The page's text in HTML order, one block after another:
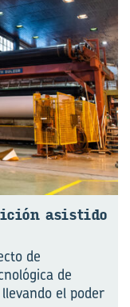
asis­ti­do
de
de
el poder